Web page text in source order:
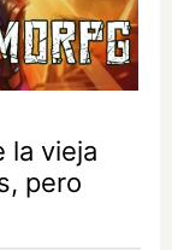
la vieja
pero